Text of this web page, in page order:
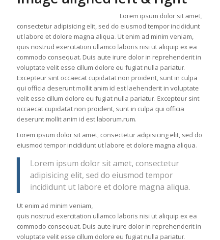
Lorem ipsum dolor sit amet,
consectetur adipisicing elit, sed do eiusmod tempor incididunt
ut labore et dolore magna aliqua. Ut enim ad minim veniam,
quis nostrud exercitation ullamco laboris nisi ut aliquip ex ea
commodo consequat. Duis aute irure dolor in reprehenderit in
voluptate velit esse cillum dolore eu fugiat nulla pariatur.
Excepteur sint occaecat cupidatat non proident, sunt in culpa
qui officia deserunt mollit anim id est laehenderit in voluptate
velit esse cillum dolore eu fugiat nulla pariatur. Excepteur sint
occaecat cupidatat non proident, sunt in culpa qui officia
deserunt mollit anim id est laborum.rum.
Lorem ipsum dolor sit amet, consectetur adipisicing elit, sed do
eiusmod tempor incididunt ut labore et dolore magna aliqua.
Lorem ipsum dolor sit amet, consectetur
adipisicing elit, sed do eiusmod tempor
incididunt ut labore et dolore magna aliqua.
Ut enim ad minim veniam,
quis nostrud exercitation ullamco laboris nisi ut aliquip ex ea
commodo consequat. Duis aute irure dolor in reprehenderit in
voluptate velit esse cillum dolore eu fugiat nulla pariatur.